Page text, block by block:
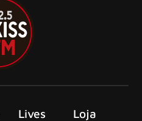
Lives Loja